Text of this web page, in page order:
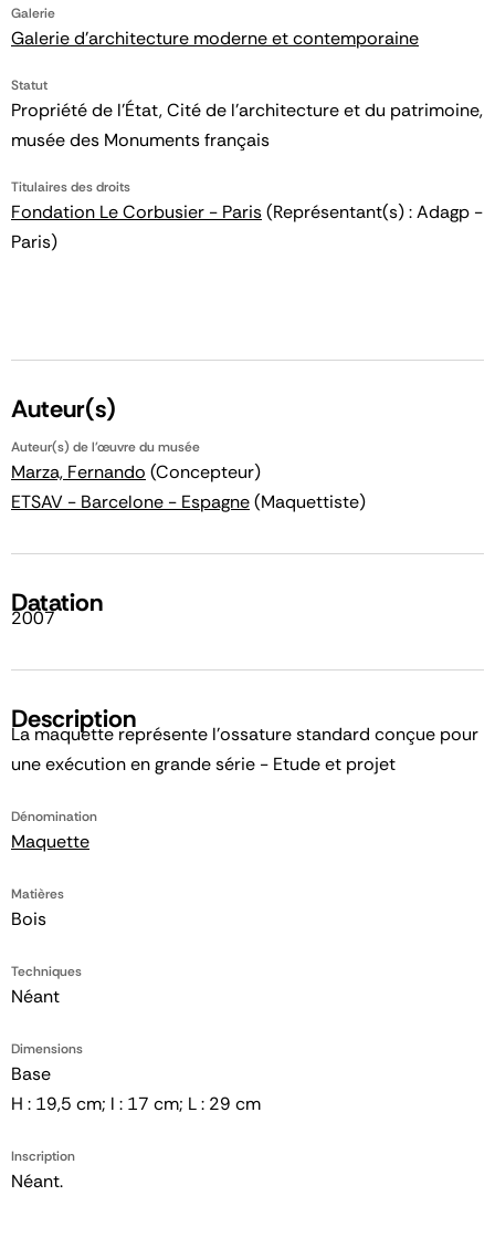
Galerie
Galerie d'architecture moderne et contemporaine
Statut
Propriété de l’État, Cité de l’architecture et du patrimoine,
musée des Monuments français
Titulaires des droits
Fondation Le Corbusier - Paris(Représentant(s) : Adagp -
Paris)
Auteur(s)
Auteur(s) de l'œuvre du musée
Marza, Fernando (Concepteur)
ETSAV - Barcelone - Espagne(Maquettiste)
Datation
2007
Description
La maquette représente l'ossature standard conçue pour
une exécution en grande série - Etude et projet
Dénomination
Maquette
Matières
Bois
Techniques
Néant
Dimensions
Base
H : 19,5 cm; l : 17 cm; L : 29 cm
Inscription
Néant.